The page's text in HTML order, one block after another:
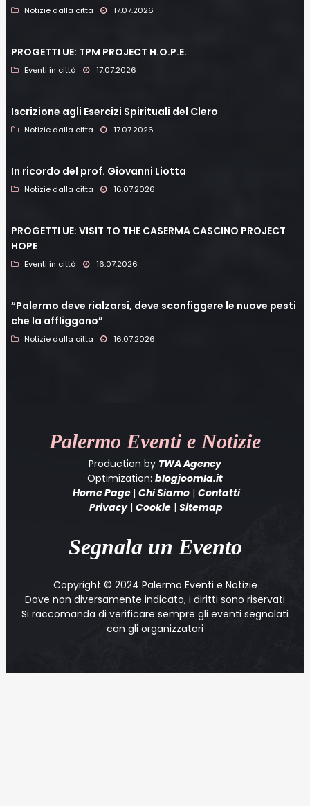
Notizie dalla citta 17.07.2026
PROGETTI UE: TPM PROJECT H.O.P.E.
Eventi in città 17.07.2026
Iscrizione agli Esercizi Spirituali del Clero
Notizie dalla citta 17.07.2026
In ricordo del prof. Giovanni Liotta
Notizie dalla citta 16.07.2026
PROGETTI UE: VISIT TO THE CASERMA CASCINO PROJECT
HOPE
Eventi in città 16.07.2026
“Palermo deve rialzarsi, deve sconfiggere le nuove pesti
che la affliggono”
Notizie dalla citta 16.07.2026
Palermo Eventi e Notizie
Production by TWA Agency
Optimization: blogjoomla.it
Home Page | Chi Siamo| Contatti
Privacy| Cookie | Sitemap
Segnala un Evento
Copyright © 2024 Palermo Eventi e Notizie
Dove non diversamente indicato, i diritti sono riservati
Si raccomanda di verificare sempre gli eventi segnalati
con gli organizzatori